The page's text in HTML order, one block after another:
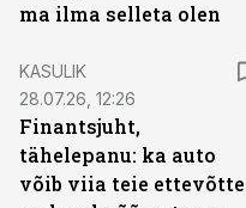
ma ilma selleta olen
KASULIK
28.07.26, 12:26
Finantsjuht,
tähelepanu: ka auto
võib viia teie ettevõtte